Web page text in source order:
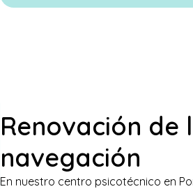
Renovación de
navegación
En nuestro centro psicotécnico en